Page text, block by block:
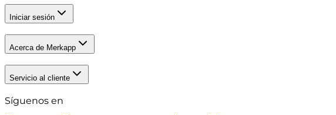
Iniciar sesión
Acerca de Merkapp
Servicio al cliente
Síguenos en